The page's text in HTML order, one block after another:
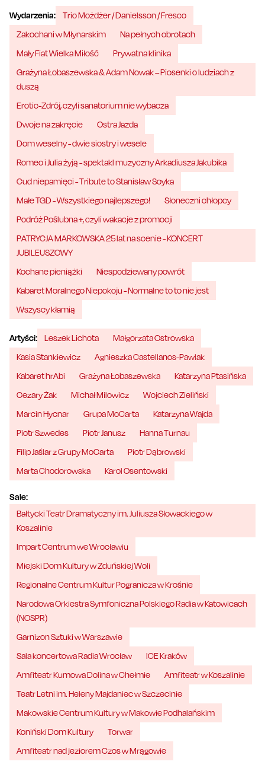
Wydarzenia:
Trio Możdżer / Danielsson / Fresco
Zakochani w Młynarskim
Na pełnych obrotach
Mały Fiat Wielka Miłość
Prywatna klinika
Grażyna Łobaszewska & Adam Nowak – Piosenki o ludziach z
duszą
Erotic-Zdrój, czyli sanatorium nie wybacza
Dwoje na zakręcie
Ostra Jazda
Dom weselny - dwie siostry i wesele
Romeo i Julia żyją - spektakl muzyczny Arkadiusza Jakubika
Cud niepamięci - Tribute to Stanisław Soyka
Małe TGD - Wszystkiego najlepszego!
Słoneczni chłopcy
Podróż Poślubna +, czyli wakacje z promocji
PATRYCJA MARKOWSKA 25 lat na scenie - KONCERT
JUBILEUSZOWY
Kochane pieniążki
Niespodziewany powrót
Kabaret Moralnego Niepokoju - Normalne to to nie jest
Wszyscy kłamią
Artyści: Leszek Lichota
Małgorzata Ostrowska
Kasia Stankiewicz
Agnieszka Castellanos-Pawlak
Kabaret hrAbi
Grażyna Łobaszewska
Katarzyna Ptasińska
Cezary Żak
Michał Milowicz
Wojciech Zieliński
Marcin Hycnar
Grupa MoCarta
Katarzyna Wajda
Piotr Szwedes
Piotr Janusz
Hanna Turnau
Filip Jaślar z Grupy MoCarta
Piotr Dąbrowski
Marta Chodorowska
Karol Osentowski
Sale:
Bałtycki Teatr Dramatyczny im. Juliusza Słowackiego w
Koszalinie
Impart Centrum we Wrocławiu
Miejski Dom Kultury w Zduńskiej Woli
Regionalne Centrum Kultur Pogranicza w Krośnie
Narodowa Orkiestra Symfoniczna Polskiego Radia w Katowicach
(NOSPR)
Garnizon Sztuki w Warszawie
Sala koncertowa Radia Wrocław
ICE Kraków
Amfiteatr Kumowa Dolina w Chełmie
Amfiteatr w Koszalinie
Teatr Letni im. Heleny Majdaniec w Szczecinie
Makowskie Centrum Kultury w Makowie Podhalańskim
Koniński Dom Kultury
Torwar
Amfiteatr nad jeziorem Czos w Mrągowie